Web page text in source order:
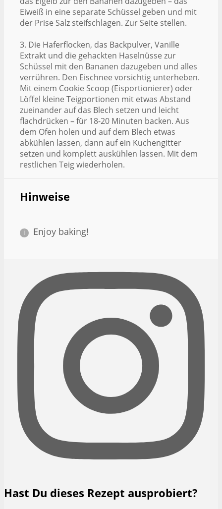
Eiweiß in eine separate Schüssel geben und mit
der Prise Salz steifschlagen. Zur Seite stellen.
3. Die Haferflocken, das Backpulver, Vanille
Extrakt und die gehackten Haselnüsse zur
Schüssel mit den Bananen dazugeben und alles
verrühren. Den Eischnee vorsichtig unterheben.
Mit einem Cookie Scoop (Eisportionierer) oder
Löffel kleine Teigportionen mit etwas Abstand
zueinander auf das Blech setzen und leicht
flachdrücken – für 18-20 Minuten backen. Aus
dem Ofen holen und auf dem Blech etwas
abkühlen lassen, dann auf ein Kuchengitter
setzen und komplett auskühlen lassen. Mit dem
restlichen Teig wiederholen.
Hinweise
Enjoy baking!
Hast Du dieses Rezept ausprobiert?